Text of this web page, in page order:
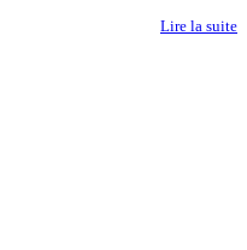
Lire la suite